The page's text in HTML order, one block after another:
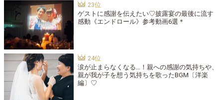
ゲストに感謝を伝えたい♡披露宴の最後に流す
感動《エンドロール》参考動画6選＊
涙が止まらなくなる…！親への感謝の気持ちや、
親が我が子を想う気持ちを歌ったBGM〔洋楽
編〕♡